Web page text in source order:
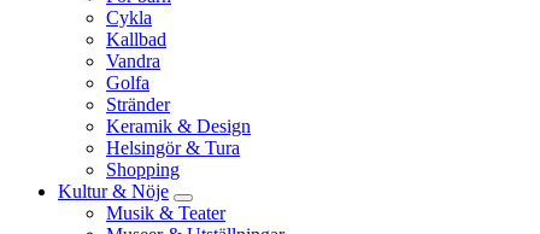
Cykla
Kallbad
Vandra
Golfa
Stränder
Keramik & Design
Helsingör & Tura
Shopping
Kultur & Nöje
Musik & Teater